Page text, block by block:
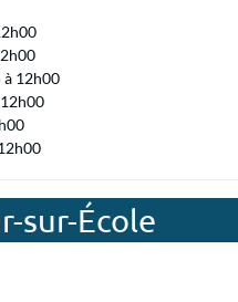
à 12h00
sur-École